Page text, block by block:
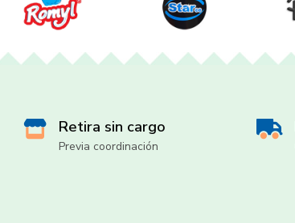
Retira sin cargo
Previa coordinación